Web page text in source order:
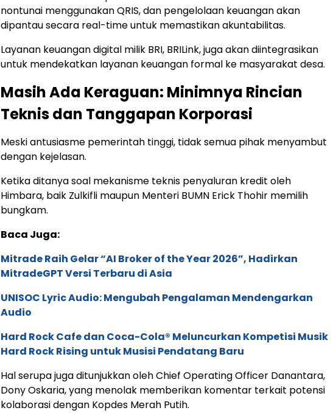
nontunai menggunakan QRIS, dan pengelolaan keuangan akan
dipantau secara real-time untuk memastikan akuntabilitas.
Layanan keuangan digital milik BRI, BRILink, juga akan diintegrasikan
untuk mendekatkan layanan keuangan formal ke masyarakat desa.
Masih Ada Keraguan: Minimnya Rincian
Teknis dan Tanggapan Korporasi
Meski antusiasme pemerintah tinggi, tidak semua pihak menyambut
dengan kejelasan.
Ketika ditanya soal mekanisme teknis penyaluran kredit oleh
Himbara, baik Zulkifli maupun Menteri BUMN Erick Thohir memilih
bungkam.
Baca Juga:
Mitrade Raih Gelar “AI Broker of the Year 2026”, Hadirkan
MitradeGPT Versi Terbaru di Asia
UNISOC Lyric Audio: Mengubah Pengalaman Mendengarkan
Audio
Hard Rock Cafe dan Coca-Cola® Meluncurkan Kompetisi Musik
Hard Rock Rising untuk Musisi Pendatang Baru
Hal serupa juga ditunjukkan oleh Chief Operating Officer Danantara,
Dony Oskaria, yang menolak memberikan komentar terkait potensi
kolaborasi dengan Kopdes Merah Putih.